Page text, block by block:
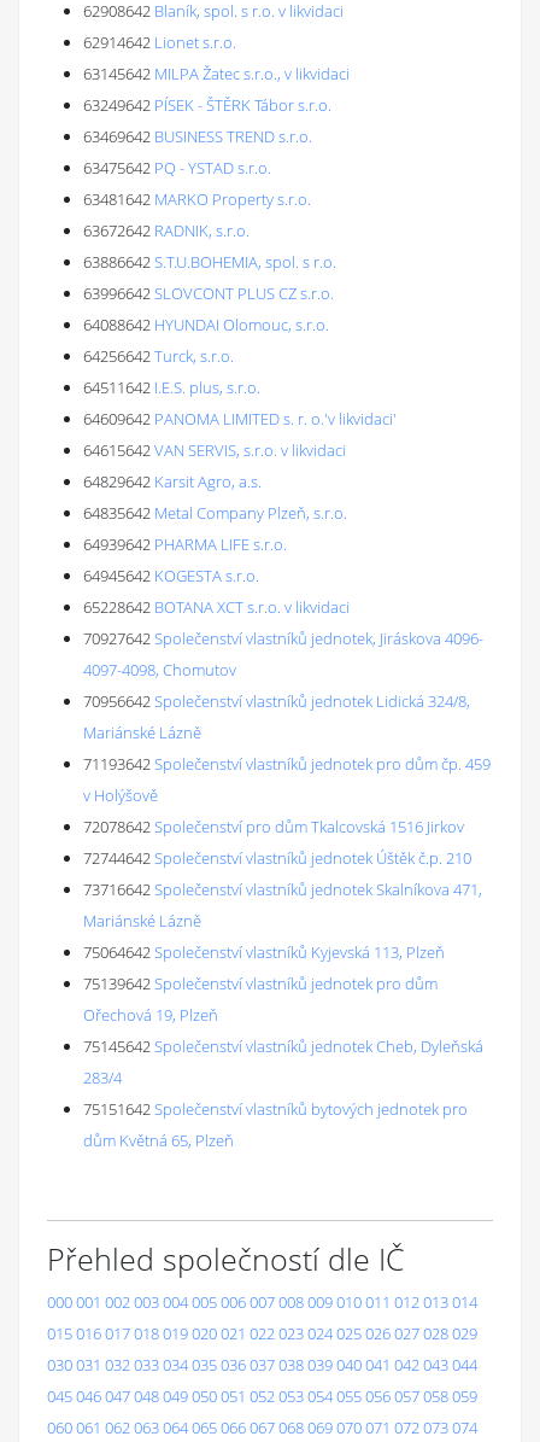
62908642 Blaník, spol. s r.o. v likvidaci
62914642 Lionet s.r.o.
63145642 MILPA Žatec s.r.o., v likvidaci
63249642 PÍSEK - ŠTĚRK Tábor s.r.o.
63469642 BUSINESS TREND s.r.o.
63475642 PQ - YSTAD s.r.o.
63481642 MARKO Property s.r.o.
63672642 RADNIK, s.r.o.
63886642S.T.U.BOHEMIA, spol. s r.o.
63996642SLOVCONT PLUS CZ s.r.o.
64088642 HYUNDAI Olomouc, s.r.o.
64256642Turck, s.r.o.
64511642 I.E.S. plus, s.r.o.
64609642 PANOMA LIMITED s. r. o.'v likvidaci'
64615642VAN SERVIS, s.r.o. v likvidaci
64829642 Karsit Agro, a.s.
64835642 Metal Company Plzeň, s.r.o.
64939642 PHARMA LIFE s.r.o.
64945642 KOGESTA s.r.o.
65228642 BOTANA XCT s.r.o. v likvidaci
70927642Společenství vlastníků jednotek, Jiráskova 4096-
4097-4098, Chomutov
70956642Společenství vlastníků jednotek Lidická 324/8,
Mariánské Lázně
71193642Společenství vlastníků jednotek pro dům čp. 459
v Holýšově
72078642Společenství pro dům Tkalcovská 1516 Jirkov
72744642Společenství vlastníků jednotek Úštěk č.p. 210
73716642Společenství vlastníků jednotek Skalníkova 471,
Mariánské Lázně
75064642Společenství vlastníků Kyjevská 113, Plzeň
75139642Společenství vlastníků jednotek pro dům
Ořechová 19, Plzeň
75145642Společenství vlastníků jednotek Cheb, Dyleňská
283/4
75151642Společenství vlastníků bytových jednotek pro
dům Květná 65, Plzeň
Přehled společností dle IČ
000001 002003004005006007008009010011 012013014
015016017018019020021 022023024025026027028029
030031 032033034035036037038039040041 042043044
045046047048049050051 052053054055056057058059
060061 062063064065066067068069070071 072073074